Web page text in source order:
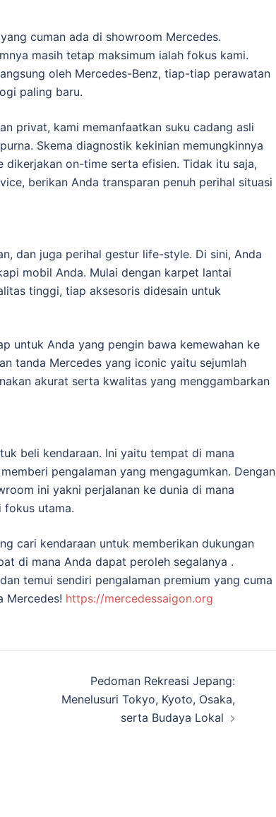
cuman ada di showroom Mercedes.
masih tetap maksimum ialah fokus kami.
oleh Mercedes-Benz, tiap-tiap perawatan
paling baru.
privat, kami memanfaatkan suku cadang asli
Skema diagnostik kekinian memungkinnya
on-time serta efisien. Tidak itu saja,
berikan Anda transparan penuh perihal situasi
dan juga perihal gestur life-style. Di sini, Anda
mobil Anda. Mulai dengan karpet lantai
tinggi, tiap aksesoris didesain untuk
untuk Anda yang pengin bawa kemewahan ke
tanda Mercedes yang iconic yaitu sejumlah
akurat serta kwalitas yang menggambarkan
beli kendaraan. Ini yaitu tempat di mana
pengalaman yang mengagumkan. Dengan
ini yakni perjalanan ke dunia di mana
fokus utama.
cari kendaraan untuk memberikan dukungan
di mana Anda dapat peroleh segalanya .
temui sendiri pengalaman premium yang cuma
Mercedes! https://mercedessaigon.org
Pedoman Rekreasi Jepang:
Menelusuri Tokyo, Kyoto, Osaka,
serta Budaya Lokal